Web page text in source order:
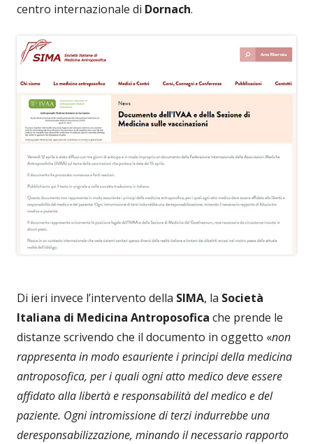
centro internazionale di Dornach.
Di ieri invece l’intervento della SIMA, la Società
Italiana di Medicina Antroposofica che prende le
distanze scrivendo che il documento in oggetto «non
rappresenta in modo esauriente i principi della medicina
antroposofica, per i quali ogni atto medico deve essere
affidato alla libertà e responsabilità del medico e del
paziente. Ogni intromissione di terzi indurrebbe una
deresponsabilizzazione, minando il necessario rapporto